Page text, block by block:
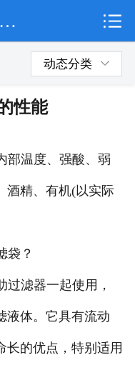
公司简介
联系我们
除尘布袋的性能
动态分类
性能
部温度、强酸、弱
酒精、有机(以实际
袋？
过滤器一起使用，
液体。它具有流动
长的优点，特别适用